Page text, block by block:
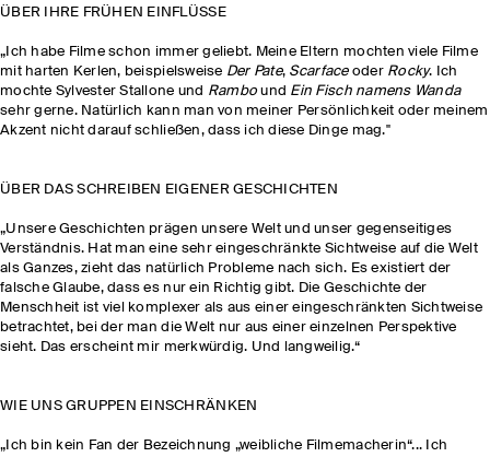
ÜBER IHRE FRÜHEN EINFLÜSSE
„Ich habe Filme schon immer geliebt. Meine Eltern mochten viele Filme
mit harten Kerlen, beispielsweise Der Pate, Scarfaceoder Rocky. Ich
mochte Sylvester Stallone und Rambound Ein Fisch namens Wanda
sehr gerne. Natürlich kann man von meiner Persönlichkeit oder meinem
Akzent nicht darauf schließen, dass ich diese Dinge mag."
ÜBER DAS SCHREIBEN EIGENER GESCHICHTEN
„Unsere Geschichten prägen unsere Welt und unser gegenseitiges
Verständnis. Hat man eine sehr eingeschränkte Sichtweise auf die Welt
als Ganzes, zieht das natürlich Probleme nach sich. Es existiert der
falsche Glaube, dass es nur ein Richtig gibt. Die Geschichte der
Menschheit ist viel komplexer als aus einer eingeschränkten Sichtweise
betrachtet, bei der man die Welt nur aus einer einzelnen Perspektive
sieht. Das erscheint mir merkwürdig. Und langweilig.“
WIE UNS GRUPPEN EINSCHRÄNKEN
„Ich bin kein Fan der Bezeichnung „weibliche Filmemacherin“... Ich